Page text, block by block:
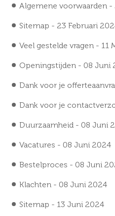
Algemene voorwaarden -
Sitemap - 23 Februari
Veel gestelde vragen - 11
Openingstijden - 08 Juni
Dank voor je
Dank voor je
Duurzaamheid - 08 Juni
Vacatures - 08 Juni 2024
Bestelproces - 08 Juni
Klachten - 08 Juni 2024
Sitemap - 13 Juni 2024